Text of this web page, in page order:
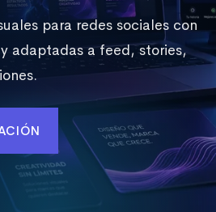
para redes sociales con
adaptadas a feed, stories,